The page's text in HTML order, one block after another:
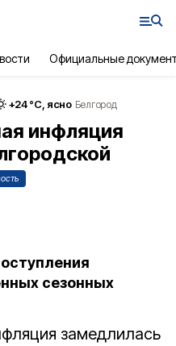
Официальные
+24°С, ясно Белгород
инфляция
сезонных
замедлилась